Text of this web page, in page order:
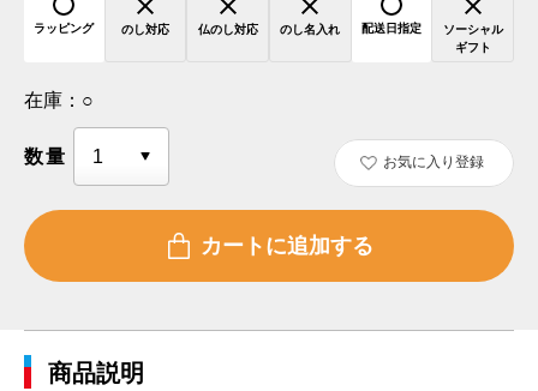
ラッピング のし対応 仏のし対応 のし名入れ 配送日指定
ソーシャル
ギフト
在庫： ○
数量 お気に入り登録
商品説明